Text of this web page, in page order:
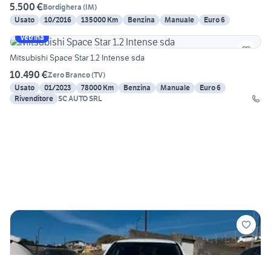
5.500 €Bordighera (IM)
Usato
10/2016 135000 Km Benzina Manuale
Euro 6
Vetrina
Mitsubishi Space Star 1.2 Intense sda
10.490 €Zero Branco(TV)
Usato
01/2023 78000 Km Benzina Manuale
Euro 6
Rivenditore SC AUTO SRL